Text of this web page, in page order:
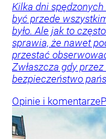
Kilka dni
być przede
było. Ale jak to
sprawia, że nawet
przestać
Zwłaszcza gdy
bezpieczeństwo
Opinie i komentarze